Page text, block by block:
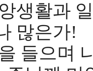
생활과
많은가!
들으며